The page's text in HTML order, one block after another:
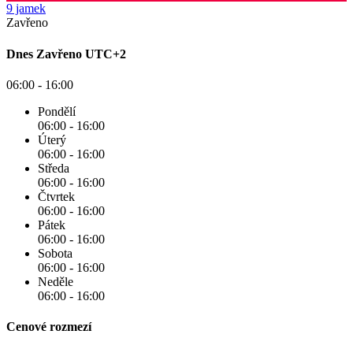
9 jamek
Zavřeno
Dnes Zavřeno UTC+2
06:00 - 16:00
Pondělí
06:00 - 16:00
Úterý
06:00 - 16:00
Středa
06:00 - 16:00
Čtvrtek
06:00 - 16:00
Pátek
06:00 - 16:00
Sobota
06:00 - 16:00
Neděle
06:00 - 16:00
Cenové rozmezí